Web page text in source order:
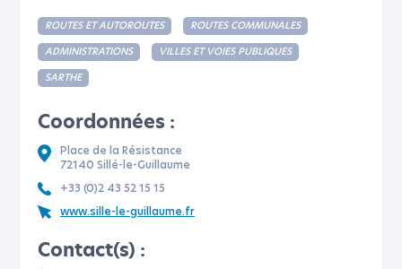
ROUTES ET AUTOROUTES
ROUTES COMMUNALES
ADMINISTRATIONS
VILLES ET VOIES PUBLIQUES
SARTHE
Coordonnées :
Place de la Résistance
72140 Sillé-le-Guillaume
+33 (0)2 43 52 15 15
www.sille-le-guillaume.fr
Contact(s) :